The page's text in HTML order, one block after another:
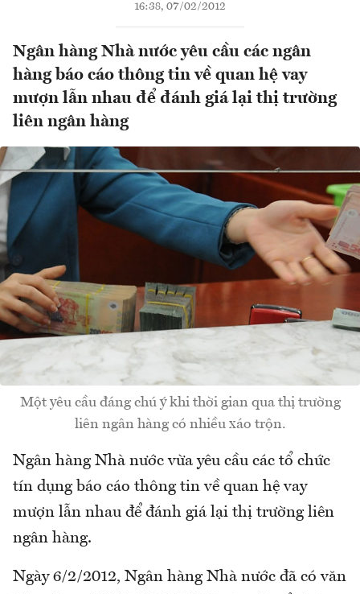
16:38, 07/02/2012
Ngân hàng Nhà nước yêu cầu các ngân
hàng báo cáo thông tin về quan hệ vay
mượn lẫn nhau để đánh giá lại thị trường
liên ngân hàng
Một yêu cầu đáng chú ý khi thời gian qua thị trường
liên ngân hàng có nhiều xáo trộn.
Ngân hàng Nhà nước vừa yêu cầu các tổ chức
tín dụng báo cáo thông tin về quan hệ vay
mượn lẫn nhau để đánh giá lại thị trường liên
ngân hàng.
Ngày 6/2/2012, Ngân hàng Nhà nước đã có văn